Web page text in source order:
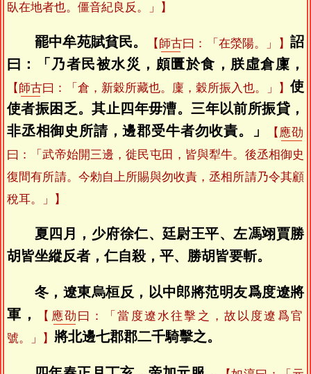
臥在地者也。僵音紀良反。」】
罷中牟苑賦貧民。 【 師古曰：「在滎陽。」】 詔
曰：「乃者民被水災，頗匱於食，朕虛倉廩，
【 師古曰：「倉，新穀所藏也。廩，穀所振入也。」】 使
使者振困乏。其止四年毋漕。三年以前所振貸，
非丞相御史所請，邊郡受牛者勿收責。」
【 應劭
曰：「武帝始開三邊，徙民屯田，皆與犁牛。後丞相御史
復間有所請。今勑自上所賜與勿收責，丞相所請乃令其顧
稅耳。」】
夏四月，少府徐仁、廷尉王平、左馮翊賈勝
胡皆坐縱反者，仁自殺，平、勝胡皆要斬。
冬，遼東烏桓反，以中郎將范明友爲度遼將
軍，
【 應劭 曰：「當度遼水往擊之，故以度遼爲官
號。」】 將北邊七郡郡二千騎擊之。